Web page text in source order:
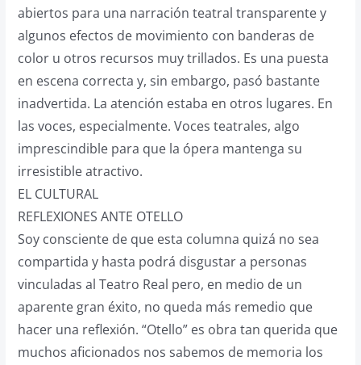
abiertos para una narración teatral transparente y
algunos efectos de movimiento con banderas de
color u otros recursos muy trillados. Es una puesta
en escena correcta y, sin embargo, pasó bastante
inadvertida. La atención estaba en otros lugares. En
las voces, especialmente. Voces teatrales, algo
imprescindible para que la ópera mantenga su
irresistible atractivo.
EL CULTURAL
REFLEXIONES ANTE OTELLO
Soy consciente de que esta columna quizá no sea
compartida y hasta podrá disgustar a personas
vinculadas al Teatro Real pero, en medio de un
aparente gran éxito, no queda más remedio que
hacer una reflexión. “Otello” es obra tan querida que
muchos aficionados nos sabemos de memoria los